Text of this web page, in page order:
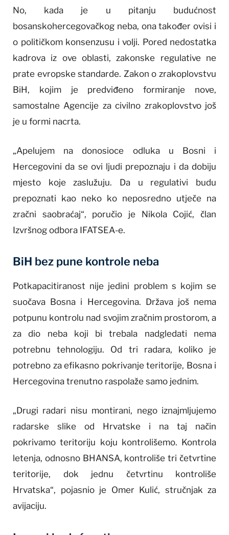
No, kada je u pitanju budućnost
bosanskohercegovačkog neba, ona također ovisi i
o političkom konsenzusu i volji. Pored nedostatka
kadrova iz ove oblasti, zakonske regulative ne
prate evropske standarde. Zakon o zrakoplovstvu
BiH, kojim je predviđeno formiranje nove,
samostalne Agencije za civilno zrakoplovstvo još
je u formi nacrta.
„Apelujem na donosioce odluka u Bosni i
Hercegovini da se ovi ljudi prepoznaju i da dobiju
mjesto koje zaslužuju. Da u regulativi budu
prepoznati kao neko ko neposredno utječe na
zračni saobraćaj“, poručio je Nikola Cojić, član
Izvršnog odbora IFATSEA-e.
BiH bez pune kontrole neba
Potkapacitiranost nije jedini problem s kojim se
suočava Bosna i Hercegovina. Država još nema
potpunu kontrolu nad svojim zračnim prostorom, a
za dio neba koji bi trebala nadgledati nema
potrebnu tehnologiju. Od tri radara, koliko je
potrebno za efikasno pokrivanje teritorije, Bosna i
Hercegovina trenutno raspolaže samo jednim.
„Drugi radari nisu montirani, nego iznajmljujemo
radarske slike od Hrvatske i na taj način
pokrivamo teritoriju koju kontrolišemo. Kontrola
letenja, odnosno BHANSA, kontroliše tri četvrtine
teritorije, dok jednu četvrtinu kontroliše
Hrvatska“, pojasnio je Omer Kulić, stručnjak za
avijaciju.